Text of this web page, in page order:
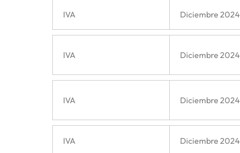
IVA Diciembre 2024
IVA Diciembre 2024
IVA Diciembre 2024
IVA Diciembre 2024